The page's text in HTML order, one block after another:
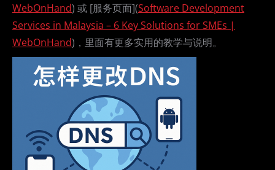
WebOnHand) 或 [服务页面](Software Development
Services in Malaysia – 6 Key Solutions for SMEs |
WebOnHand)，里面有更多实用的教学与说明。